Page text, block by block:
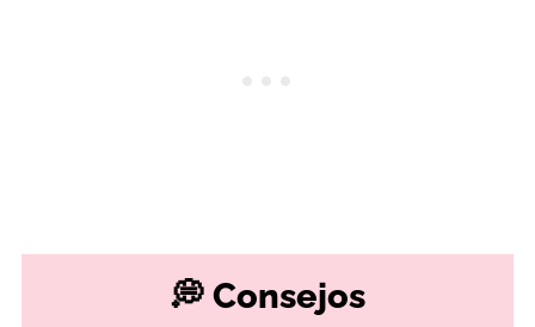
💭 Consejos